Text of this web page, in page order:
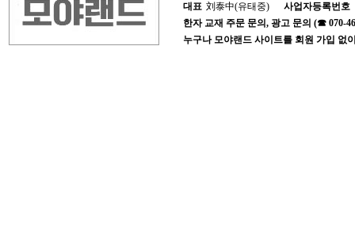
대표 刘泰中(유태중) 사업자등록번호
한자 교재 주문 문의, 광고 문의 (☎ 070-
누구나 모야랜드 사이트를 회원 가입 없